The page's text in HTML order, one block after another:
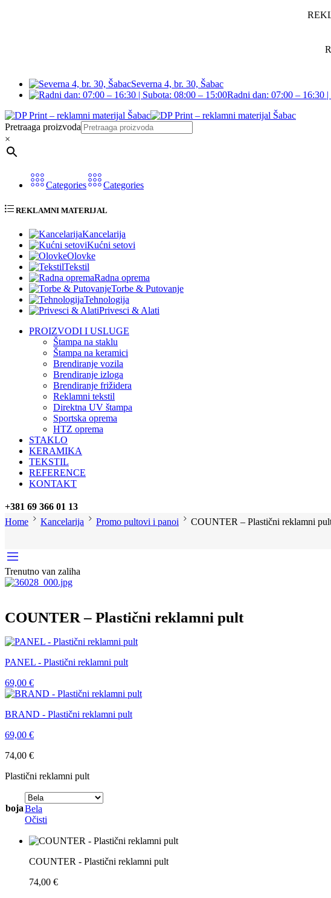
Severna 4, br. 30, Šabac
Radni dan: 07:00 – 16:30
Pretraaga proizvoda
×
Categories Categories
REKLAMNI MATERIJAL
Kancelarija
Kućni setovi
Olovke
Tekstil
Radna oprema
Torbe & Putovanje
Tehnologija
Privesci & Alati
PROIZVODI I USLUGE
Štampa na staklu
Štampa na keramici
Brendiranje vozila
Brendiranje izloga
Brendiranje frižidera
Reklamni tekstil
Direktna UV štampa
Sportska oprema
HTZ oprema
STAKLO
KERAMIKA
TEKSTIL
REFERENCE
KONTAKT
+381 69 366 01 13
Home
Kancelarija Promo pultovi i panoi COUNTER – Plastični reklamni
Trenutno van zaliha
COUNTER – Plastični reklamni pult
PANEL - Plastični reklamni pult
69,00 €
BRAND - Plastični reklamni pult
69,00 €
74,00 €
Plastični reklamni pult
bojaBela
Očisti
COUNTER - Plastični reklamni pult
74,00 €